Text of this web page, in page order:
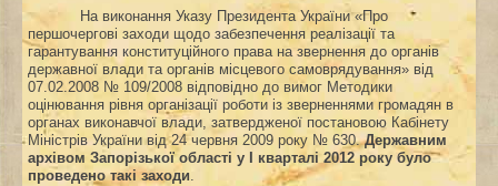
На виконання Указу Президента України «Про
першочергові заходи щодо забезпечення реалізації та
гарантування конституційного права на звернення до органів
державної влади та органів місцевого самоврядування» від
07.02.2008 № 109/2008 відповідно до вимог Методики
оцінювання рівня організації роботи із зверненнями громадян в
органах виконавчої влади, затвердженої постановою Кабінету
Міністрів України від 24 червня 2009 року № 630.Державним
архівом Запорізької області у І кварталі 2012 року було
проведено такі заходи.